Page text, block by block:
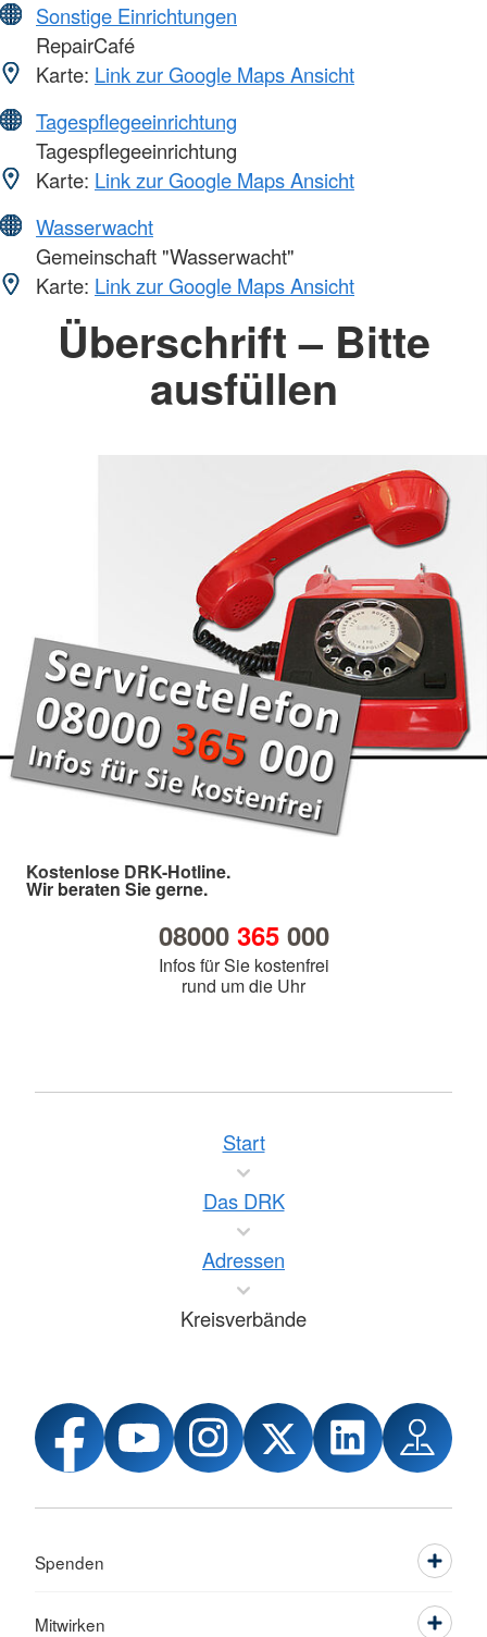
Sonstige Einrichtungen
RepairCafé
Karte: Link zur Google Maps Ansicht
Tagespflegeeinrichtung
Tagespflegeeinrichtung
Karte: Link zur Google Maps Ansicht
Wasserwacht
Gemeinschaft "Wasserwacht"
Karte: Link zur Google Maps Ansicht
Überschrift – Bitte
ausfüllen
Kostenlose DRK-Hotline.
Wir beraten Sie gerne.
08000 365000
Infos für Sie kostenfrei
rund um die Uhr
Start
Das DRK
Adressen
Kreisverbände
Spenden
Mitwirken